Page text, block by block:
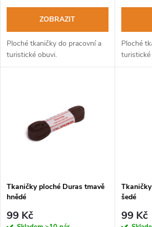
o
d
u
d
u
ZOBRAZIT
Ploché tkaničky do pracovní a
turistické obuvi.
Ploché
turistické
Tkaničky ploché Duras tmavě
hnědé
99 Kč
šedé
99 Kč